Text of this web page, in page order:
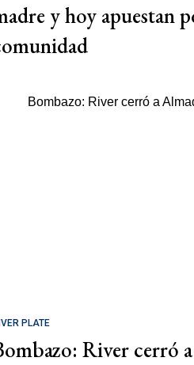
y hoy apuestan
PLATE
River cerró